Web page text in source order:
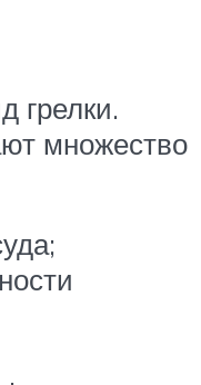
грелки.
множество